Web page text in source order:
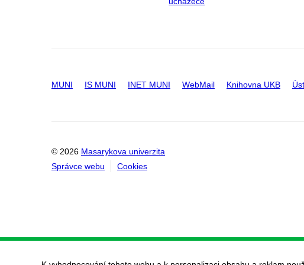
MUNI IS MUNI INET MUNI WebMail Knihovna UKB
© 2026 Masarykova univerzita
Správce webu
Cookies